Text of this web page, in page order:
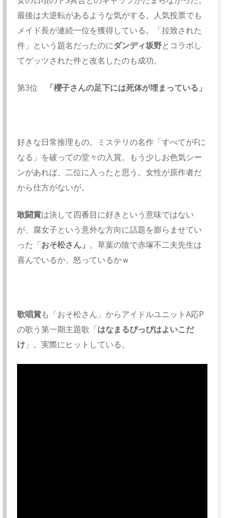
最後は大逆転があるような気がする。人気投票でも
メイド長が連続一位を獲得している。「拉致された
件」という題名だったのにダンディ坂野とコラボし
てゲッツされた件と改名したのも成功。
第3位 「櫻子さんの足下には死体が埋まっている」
好きな日常推理もの。ミステリの名作「すべてがFに
なる」を破っての堂々の入賞。もう少しお色気シー
ンがあれば、二位に入ったと思う。女性が原作者だ
から仕方がないが。
敢闘賞は決して四番目に好きという意味ではない
が、腐女子という意外な方向に話題を膨らませてい
った「おそ松さん」 。草葉の陰で赤塚不二夫先生は
喜んでいるか、怒っているかｗ
歌唱賞も「おそ松さん」からアイドルユニットA応P
の歌う第一期主題歌「はなまるぴっぴはよいこだ
け 」。実際にヒットしている。